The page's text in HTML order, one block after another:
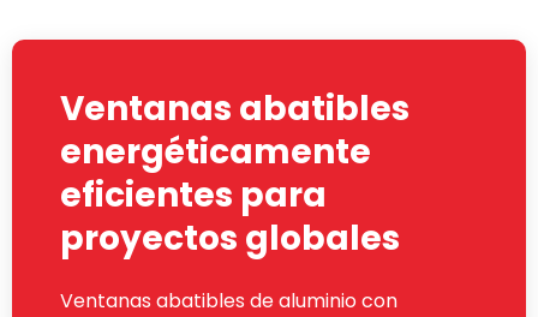
Ventanas abatibles
energéticamente
eficientes para
proyectos globales
Ventanas abatibles de aluminio con